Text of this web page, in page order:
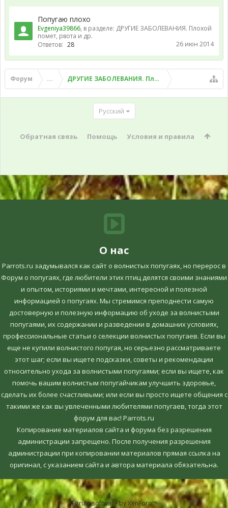
Попугаю плохо
Evgeniya39866, в разделе: ДРУГИЕ ЗАБОЛЕВАНИЯ. Плохой
помет, рвота и др.
Ответов: 28 26 июн 2014
Форум ... ДРУГИЕ ЗАБОЛЕВАНИЯ. Плохой помет, рвота и
Русский
Обратная связь Помощь Условия и правила
О нас
Parrots.ru задумывался как сайт о волнистых попугаях, но перерос в
Форум о попугаях, где любители этих птиц делятся своими знаниями
и опытом, историями и мечтами, интересной и полезной
информацией о попугаях. Мы стремимся преподнести самую
достоверную и полезную информацию об уходе за волнистыми
попугаями, их содержании и разведении в домашних условиях,
профессиональные статьи о селекции волнистых попугаев. Если вы
еще не купили волнистого попугая, но серьезно рассматриваете
этот шаг; если вы ищете подсказки, советы и рекомендации
относительно ухода за волнистыми попугаями; если вы ищете, как
помочь вашим волнистым попугайчикам улучшить здоровье,
сделать их более счастливыми; или если вы просто ищете общения с
такими же как вы увлеченными любителями попугаев, тогда этот
форум для вас! Parrots.ru
Копирование материалов сайта и форума без разрешения
администрации запрещено. После получения разрешения
администрации при копировании материалов прямая ссылка на
оригинал, c указанием сайта и автора материала обязательна.
Forum software by XenForo™